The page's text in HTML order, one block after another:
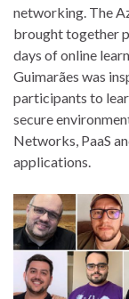
networking. The
brought together
days of online
Guimarães was
participants to
secure
Networks, PaaS
applications.